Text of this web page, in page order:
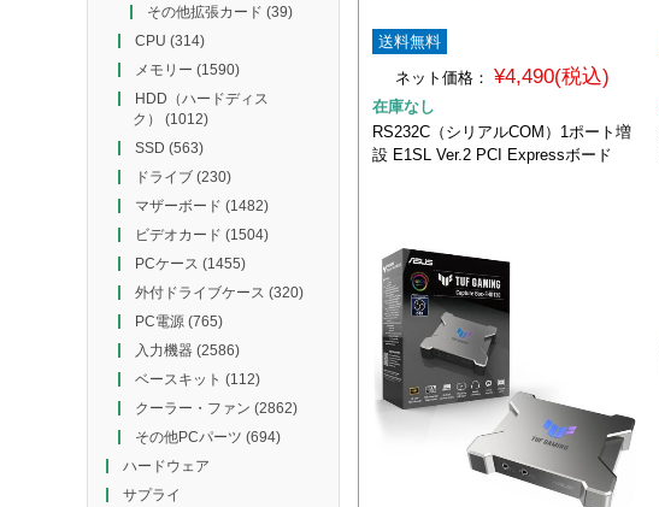
その他拡張カード (39)
CPU (314)
メモリー (1590)
HDD（ハードディス
ク）
(1012)
SSD (563)
ドライブ(230)
マザーボード (1482)
ビデオカード (1504)
PCケース (1455)
外付ドライブケース (320)
PC電源(765)
入力機器(2586)
ベースキット (112)
クーラー・ファン (2862)
その他PCパーツ (694)
ハードウェア
サプライ
送料無料
ネット価格： ¥4,490(税込)
在庫なし
RS232C（シリアルCOM）1ポート増
設 E1SL Ver.2 PCI Expressボード